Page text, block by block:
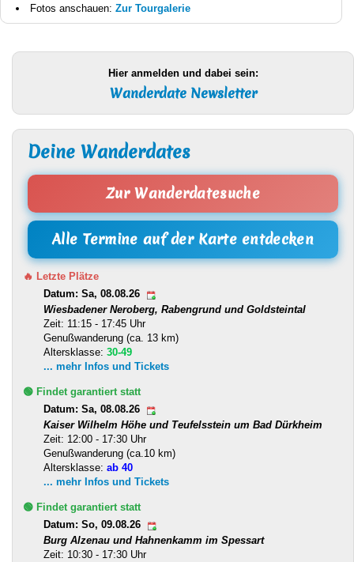
Fotos anschauen: Zur Tourgalerie
Hier anmelden und dabei sein:
Wanderdate Newsletter
Deine Wanderdates
Zur Wanderdatesuche
Alle Termine auf der Karte entdecken
🔥 Letzte Plätze
Datum: Sa, 08.08.26
Wiesbadener Neroberg, Rabengrund und Goldsteintal
Zeit: 11:15 - 17:45 Uhr
Genußwanderung (ca. 13 km)
Altersklasse: 30-49
... mehr Infos und Tickets
🟢 Findet garantiert statt
Datum: Sa, 08.08.26
Kaiser Wilhelm Höhe und Teufelsstein um Bad Dürkheim
Zeit: 12:00 - 17:30 Uhr
Genußwanderung (ca.10 km)
Altersklasse: ab 40
... mehr Infos und Tickets
🟢 Findet garantiert statt
Datum: So, 09.08.26
Burg Alzenau und Hahnenkamm im Spessart
Zeit: 10:30 - 17:30 Uhr